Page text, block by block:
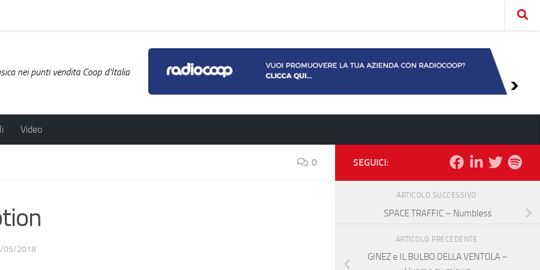
nei punti vendita Coop d'Italia
Video
0
05/2018
SEGUICI:
ARTICOLO SUCCESSIVO
SPACE TRAFFIC – Numbless
ARTICOLO PRECEDENTE
GINEZ e IL BULBO DELLA VENTOLA –